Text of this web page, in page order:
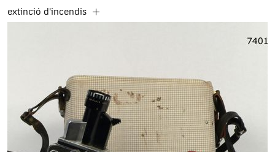
extinció d'incendis